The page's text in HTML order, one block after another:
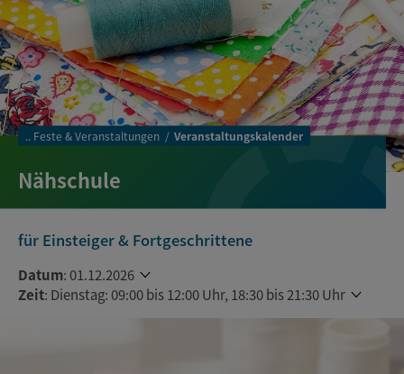
.. Feste & Veranstaltungen Veranstaltungskalender
Nähschule
für Einsteiger & Fortgeschrittene
Datum: 01.12.2026
Zeit: Dienstag: 09:00 bis 12:00 Uhr, 18:30 bis 21:30 Uhr